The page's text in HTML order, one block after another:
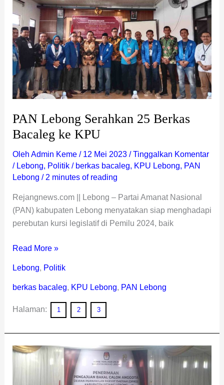
PAN Lebong Serahkan 25 Berkas
Bacaleg ke KPU
Oleh Admin Keme / 12 Mei 2023 /Tinggalkan Komentar
/ Lebong, Politik/ berkas bacaleg, KPU Lebong, PAN
Lebong / 2 minutes of reading
Rejangnews.com || Lebong – Partai Amanat Nasional
(PAN) kabupaten Lebong menyatakan siap menghadapi
perebutan kursi legislatif di Pemilu 2024, baik
Berkas
Bacaleg
ke
KPU
Read More »
Lebong, Politik
berkas bacaleg, KPU Lebong, PAN Lebong
Halaman: 1 2 3
Handri
Targetkan